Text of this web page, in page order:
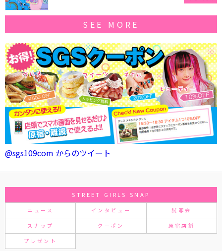
SEE MORE
@sgs109com からのツイート
STREET GIRLS SNAP
ニュース インタビュー 試写会
スナップ クーポン 原宿店舗
プレゼント